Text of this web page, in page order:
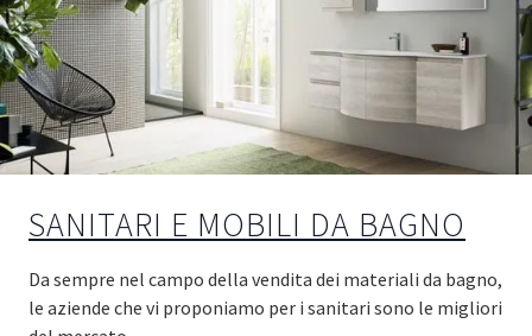
SANITARI E MOBILI DA BAGNO
Da sempre nel campo della vendita dei materiali da bagno,
le aziende che vi proponiamo per i sanitari sono le migliori